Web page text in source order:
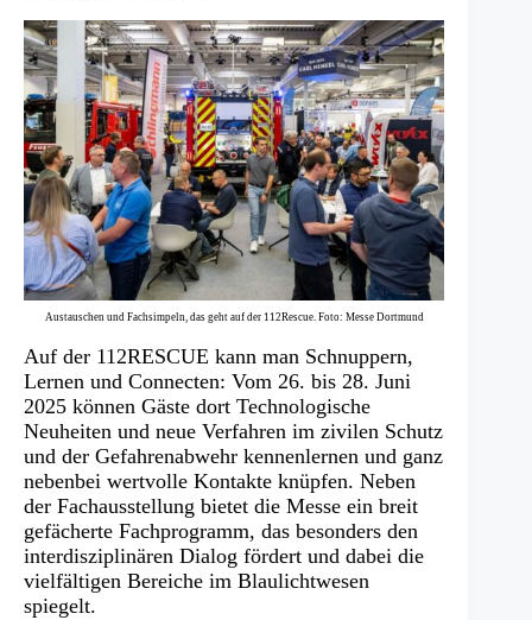
Austauschen und Fachsimpeln, das geht auf der 112Rescue. Foto: Messe Dortmund
Auf der 112RESCUE kann man Schnuppern,
Lernen und Connecten: Vom 26. bis 28. Juni
2025 können Gäste dort Technologische
Neuheiten und neue Verfahren im zivilen Schutz
und der Gefahrenabwehr kennenlernen und ganz
nebenbei wertvolle Kontakte knüpfen. Neben
der Fachausstellung bietet die Messe ein breit
gefächerte Fachprogramm, das besonders den
interdisziplinären Dialog fördert und dabei die
vielfältigen Bereiche im Blaulichtwesen
spiegelt.